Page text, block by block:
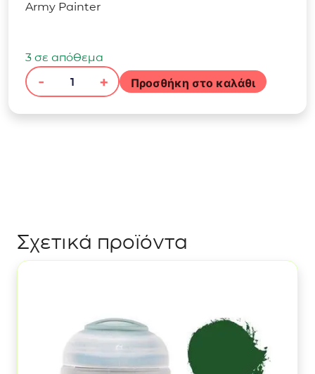
Army Painter
3 σε απόθεμα
-
The
ποσότητα
+ Προσθήκη στο καλάθι
Σχετικά προϊόντα